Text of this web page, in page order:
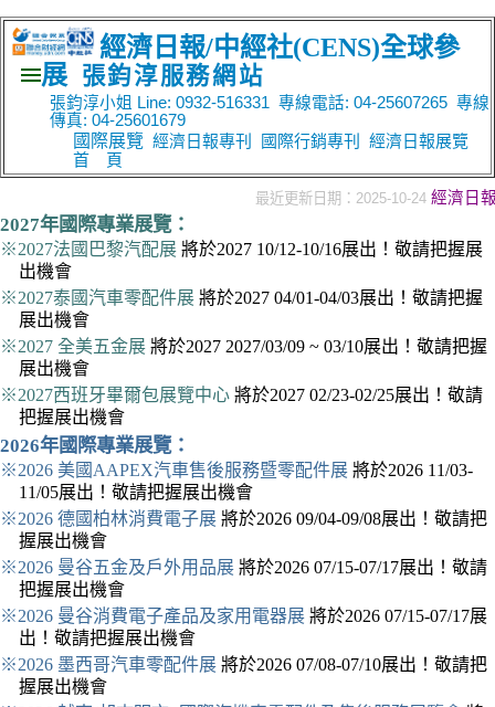
經濟日報/中經社(CENS)全球參
展 張鈞淳服務網站
張鈞淳小姐 Line: 0932-516331 專線電話: 04-25607265 專線
傳真: 04-25601679
國際展覽經濟日報專刊 國際行銷專刊
經濟日報展覽
首 頁
最近更新日期：2025-10-24 經濟日報(
2027年國際專業展覽：
※2027法國巴黎汽配展 將於2027 10/12-10/16展出！敬請把握展
出機會
※2027泰國汽車零配件展 將於2027 04/01-04/03展出！敬請把握
展出機會
※2027 全美五金展 將於2027 2027/03/09 ~ 03/10展出！敬請把握
展出機會
※2027西班牙畢爾包展覽中心 將於2027 02/23-02/25展出！敬請
把握展出機會
2026年國際專業展覽：
※2026 美國AAPEX汽車售後服務暨零配件展 將於2026 11/03-
11/05展出！敬請把握展出機會
※2026 德國柏林消費電子展 將於2026 09/04-09/08展出！敬請把
握展出機會
※2026 曼谷五金及戶外用品展 將於2026 07/15-07/17展出！敬請
把握展出機會
※2026 曼谷消費電子產品及家用電器展 將於2026 07/15-07/17展
出！敬請把握展出機會
※2026 墨西哥汽車零配件展 將於2026 07/08-07/10展出！敬請把
握展出機會